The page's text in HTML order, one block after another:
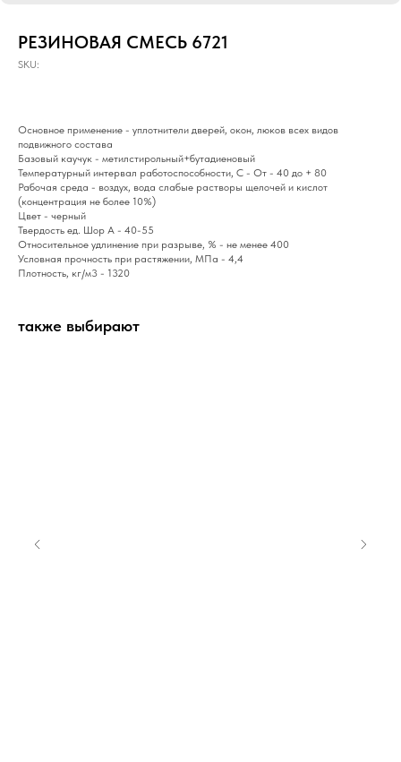
РЕЗИНОВАЯ СМЕСЬ 6721
SKU:
Основное применение - уплотнители дверей, окон, люков всех видов
подвижного состава
Базовый каучук - метилстирольный+бутадиеновый
Температурный интервал работоспособности, С - От - 40 до + 80
Рабочая среда - воздух, вода слабые растворы щелочей и кислот
(концентрация не более 10%)
Цвет - черный
Твердость ед. Шор А - 40-55
Относительное удлинение при разрыве, % - не менее 400
Условная прочность при растяжении, МПа - 4,4
Плотность, кг/м3 - 1320
также выбирают